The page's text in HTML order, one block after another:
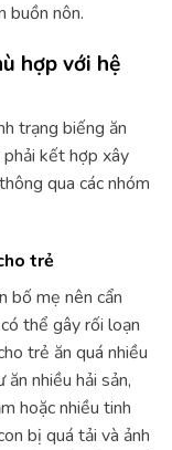
buồn nôn.
hợp với hệ
trạng biếng ăn
phải kết hợp xây
qua các nhóm
trẻ
bố mẹ nên cẩn
thể gây rối loạn
trẻ ăn quá nhiều
nhiều hải sản,
hoặc nhiều tinh
bị quá tải và ảnh